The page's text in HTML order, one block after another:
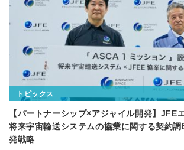
トピックス
【パートナーシップ×アジャイル開発】JFE
将来宇宙輸送システムの協業に関する契約調
発戦略